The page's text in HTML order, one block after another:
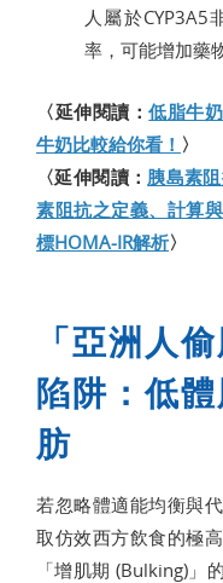
人屬於
率，可能增加藥
〈延伸閱讀：低脂牛
牛奶比較給你看！ 〉
〈延伸閱讀： 胰島素
素阻抗之定義、計算
標HOMA-IR解析〉
「亞洲人
陷阱：低
肪
若忽略體適能均衡與
取仿效西方飲食的極
「增肌期 (Bulking)」